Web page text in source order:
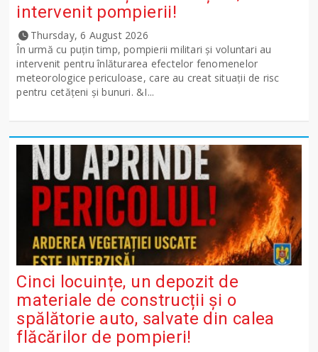
intervenit pompierii!
Thursday, 6 August 2026
În urmă cu puțin timp, pompierii militari și voluntari au
intervenit pentru înlăturarea efectelor fenomenelor
meteorologice periculoase, care au creat situații de risc
pentru cetățeni și bunuri. &I...
Cinci locuințe, un depozit de
materiale de construcții și o
spălătorie auto, salvate din calea
flăcărilor de pompieri!